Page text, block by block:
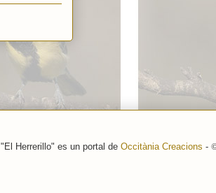
"El Herrerillo" es un portal de Occitània Creacions -